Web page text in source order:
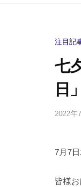
注目記
七
日」
2022年
7月7
皆様